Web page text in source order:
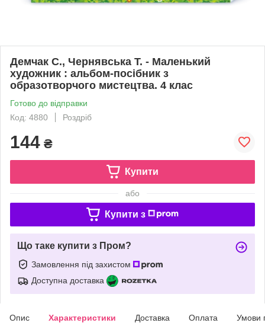
Демчак С., Чернявська Т. - Маленький
художник : альбом-посібник з
образотворчого мистецтва. 4 клас
Готово до відправки
Код: 4880
Роздріб
144 ₴
Купити
або
Купити з
Що таке купити з Пром?
Замовлення під захистом
Доступна доставка
Опис Характеристики Доставка Оплата Умови